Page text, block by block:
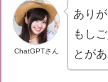
ChatGPTさん
あり
もし
とが